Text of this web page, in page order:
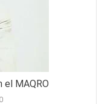
MAQRO
0